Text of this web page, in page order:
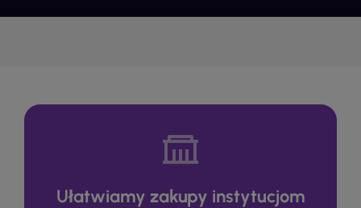
Ułatwiamy zakupy instytucjom